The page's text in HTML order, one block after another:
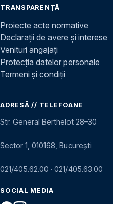
TRANSPARENȚĂ
Proiecte acte normative
Declarații de avere și interese
Venituri angajați
Protecția datelor personale
Termeni și condiții
ADRESĂ // TELEFOANE
Str. General Berthelot 28–30
Sector 1, 010168, București
021/405.62.00 · 021/405.63.00
SOCIAL MEDIA